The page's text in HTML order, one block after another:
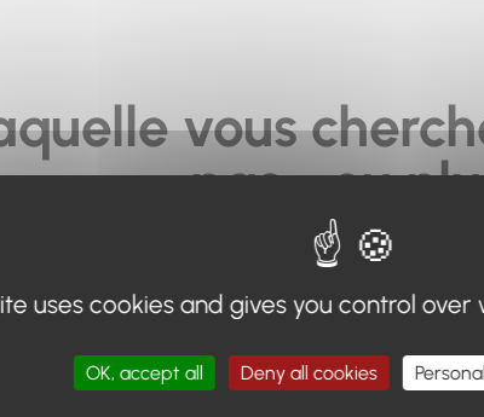
vous
pas... ou
le moteur de recherche en haut de page, ou à
Retour à l'accueil
uses cookies and gives you control
OK, accept all Deny all cookies